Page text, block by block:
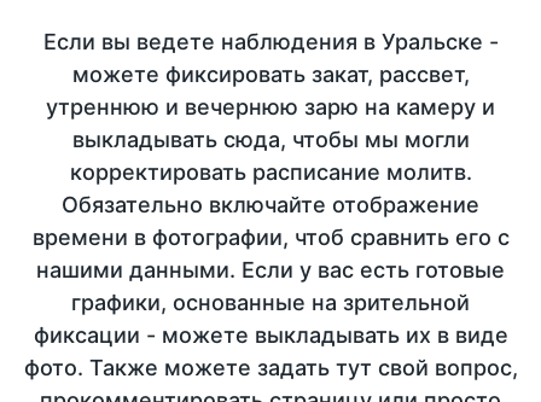
Если вы ведете наблюдения в Уральске -
можете фиксировать закат, рассвет,
утреннюю и вечернюю зарю на камеру и
выкладывать сюда, чтобы мы могли
корректировать расписание молитв.
Обязательно включайте отображение
времени в фотографии, чтоб сравнить его с
нашими данными. Если у вас есть готовые
графики, основанные на зрительной
фиксации - можете выкладывать их в виде
фото. Также можете задать тут свой вопрос,